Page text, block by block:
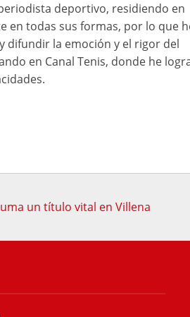
deportivo, residiendo en
en todas sus formas, por lo que
difundir la emoción y el rigor del
en Canal Tenis, donde he
un título vital en Villena